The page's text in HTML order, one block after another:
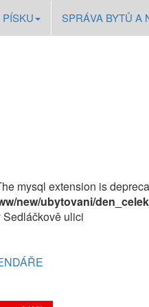
SPRÁVA BYTŮ A
mysql extension is
new/ubytovani/
ulici